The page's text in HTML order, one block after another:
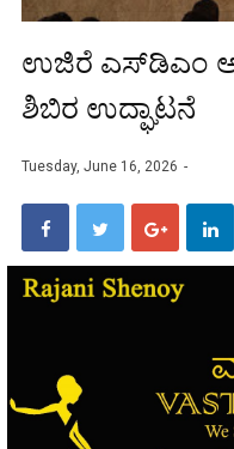
ಉಜಿರೆ ಎಸ್‌ಡಿಎಂ
ಶಿಬಿರ ಉದ್ಘಾಟನೆ
Tuesday, June 16, 2026